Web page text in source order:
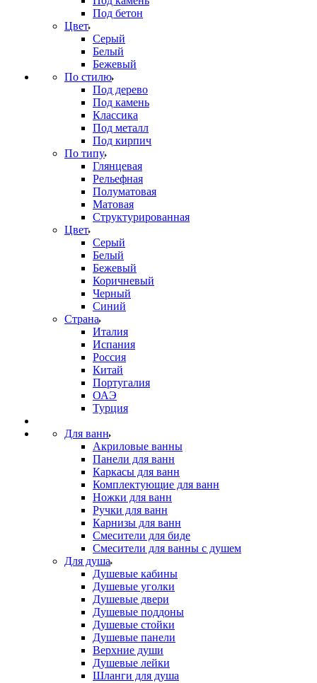
Под бетон
Цвет
Серый
Белый
Бежевый
По стилю
Под дерево
Под камень
Классика
Под металл
Под кирпич
По типу
Глянцевая
Рельефная
Полуматовая
Матовая
Структурированная
Цвет
Серый
Белый
Бежевый
Коричневый
Черный
Синий
Страна
Италия
Испания
Россия
Китай
Португалия
ОАЭ
Турция
Для ванн
Акриловые ванны
Панели для ванн
Каркасы для ванн
Комплектующие для ванн
Ножки для ванн
Ручки для ванн
Карнизы для ванн
Смесители для биде
Смесители для ванны с душем
Для душа
Душевые кабины
Душевые уголки
Душевые двери
Душевые поддоны
Душевые стойки
Душевые панели
Верхние души
Душевые лейки
Шланги для душа